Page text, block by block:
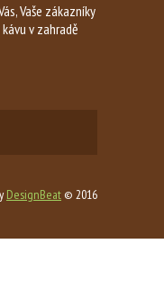
Vaše zákazníky
v zahradě
DesignBeat © 2016